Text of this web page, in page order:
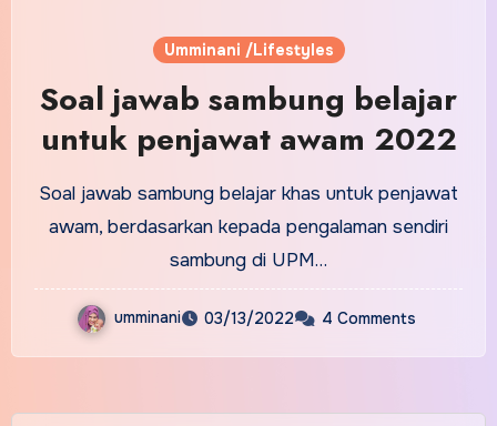
Umminani /Lifestyles
Soal jawab sambung belajar
untuk penjawat awam 2022
Soal jawab sambung belajar khas untuk penjawat
awam, berdasarkan kepada pengalaman sendiri
sambung di UPM…
umminani 03/13/2022 4 Comments